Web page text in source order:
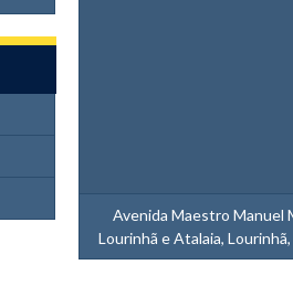
Avenida Maestro Manuel
Lourinhã e Atalaia,